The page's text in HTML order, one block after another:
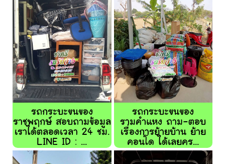
รถกระบะขนของ
ราชพฤกษ์ สอบถามข้อมูล
เราได้ตลอดเวลา 24 ชม.
LINE ID : ...
รถกระบะขนของ
รามคำแหง ถาม-ตอบ
เรื่องการย้ายบ้าน ย้าย
คอนโด ได้เลยคร...